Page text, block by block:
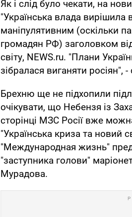
Як і слід було чекати, на
"Українська влада вирішила
маніпулятивним (оскільки
громадян РФ) заголовком
світу, NEWS.ru. "Плани
зібралася виганяти росіян",
Брехню ще не підхопили
очікувати, що Небензя із
сторінці МЗС Росії вже
"Українська криза та новий
"Международная жизнь"
"заступника голови"
Мурадова.